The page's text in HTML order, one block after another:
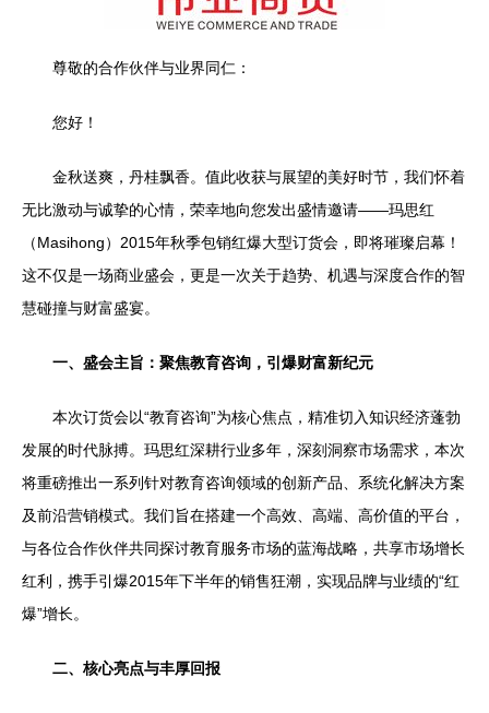
尊敬的合作伙伴与业界同仁：
您好！
金秋送爽，丹桂飘香。值此收获与展望的美好时节，我们怀着
无比激动与诚挚的心情，荣幸地向您发出盛情邀请——玛思红
（Masihong）2015年秋季包销红爆大型订货会，即将璀璨启幕！
这不仅是一场商业盛会，更是一次关于趋势、机遇与深度合作的智
慧碰撞与财富盛宴。
一、盛会主旨：聚焦教育咨询，引爆财富新纪元
本次订货会以“教育咨询”为核心焦点，精准切入知识经济蓬勃
发展的时代脉搏。玛思红深耕行业多年，深刻洞察市场需求，本次
将重磅推出一系列针对教育咨询领域的创新产品、系统化解决方案
及前沿营销模式。我们旨在搭建一个高效、高端、高价值的平台，
与各位合作伙伴共同探讨教育服务市场的蓝海战略，共享市场增长
红利，携手引爆2015年下半年的销售狂潮，实现品牌与业绩的“红
爆”增长。
二、核心亮点与丰厚回报